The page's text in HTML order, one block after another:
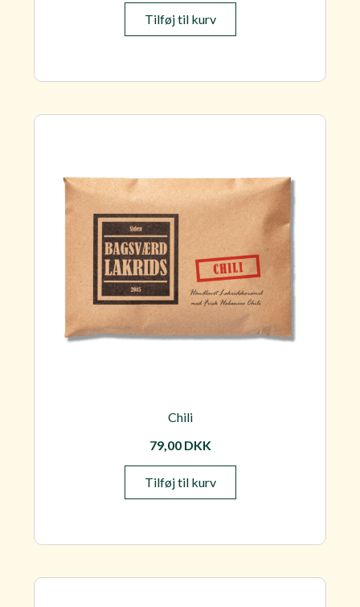
Tilføj til kurv
Chili
79,00 DKK
Tilføj til kurv